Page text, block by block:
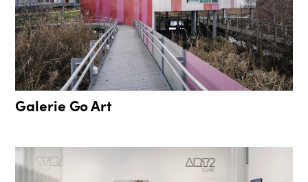
Galerie Go Art